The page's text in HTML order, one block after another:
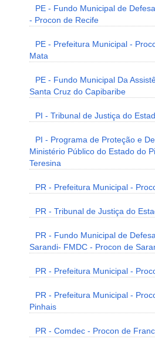
PE - Fundo Municipal de
- Procon de Recife
PE - Prefeitura Municipal -
Mata
PE - Fundo Municipal Da
Santa Cruz do Capibaribe
PI - Tribunal de Justiça do
PI - Programa de Proteção e
Ministério Público do Estado do
Teresina
PR - Prefeitura Municipal -
PR - Tribunal de Justiça do
PR - Fundo Municipal de
Sarandi- FMDC - Procon de
PR - Prefeitura Municipal -
PR - Prefeitura Municipal -
Pinhais
PR - Comdec - Procon de